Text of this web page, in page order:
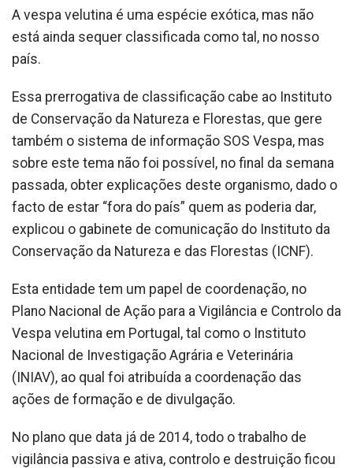
A vespa velutina é uma espécie exótica, mas não
está ainda sequer classificada como tal, no nosso
país.
Essa prerrogativa de classificação cabe ao Instituto
de Conservação da Natureza e Florestas, que gere
também o sistema de informação SOS Vespa, mas
sobre este tema não foi possível, no final da semana
passada, obter explicações deste organismo, dado o
facto de estar “fora do país” quem as poderia dar,
explicou o gabinete de comunicação do Instituto da
Conservação da Natureza e das Florestas (ICNF).
Esta entidade tem um papel de coordenação, no
Plano Nacional de Ação para a Vigilância e Controlo da
Vespa velutina em Portugal, tal como o Instituto
Nacional de Investigação Agrária e Veterinária
(INIAV), ao qual foi atribuída a coordenação das
ações de formação e de divulgação.
No plano que data já de 2014, todo o trabalho de
vigilância passiva e ativa, controlo e destruição ficou